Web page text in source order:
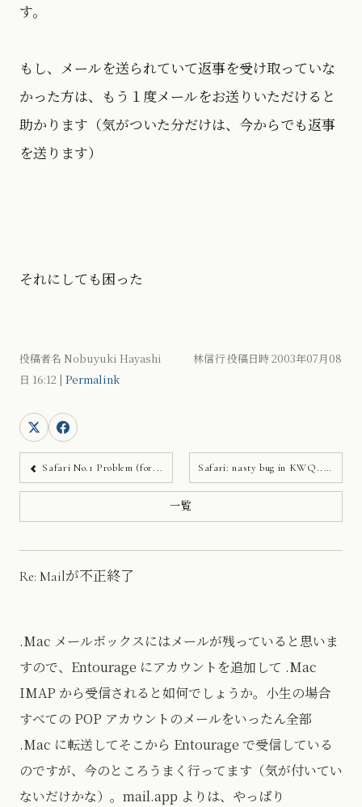
す。
もし、メールを送られていて返事を受け取っていな
かった方は、もう１度メールをお送りいただけると
助かります（気がついた分だけは、今からでも返事
を送ります）
それにしても困った
投稿者名 Nobuyuki Hayashi 林信行 投稿日時 2003年07月08
日 16:12 | Permalink
Safari No.1 Problem (for... Safari: nasty bug in KWQ...
一覧
Re: Mailが不正終了
.Mac メールボックスにはメールが残っていると思いま
すので、Entourage にアカウントを追加して .Mac
IMAP から受信されると如何でしょうか。小生の場合
すべての POP アカウントのメールをいったん全部
.Mac に転送してそこから Entourage で受信している
のですが、今のところうまく行ってます（気が付いてい
ないだけかな）。mail.app よりは、やっぱり